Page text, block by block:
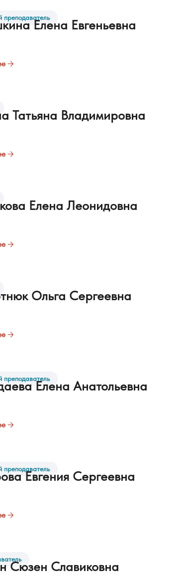
преподавательЕлена Евгеньевна
Татьяна Владимировна
Елена Леонидовна
Ольга Сергеевна
преподавательЕлена Анатольевна
преподаватель
Евгения Сергеевна
Сюзен Славиковна